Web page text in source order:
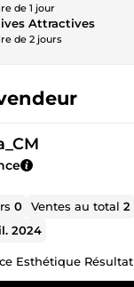
de 1 jour
Attractives
de 2 jours
0 Ventes au total2
2024
Esthétique Résultat